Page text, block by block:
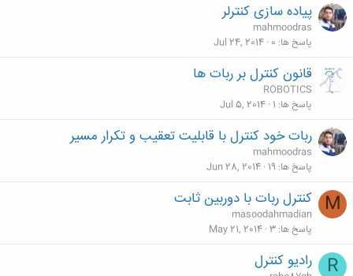
پیاده سازی کنترلر
mahmoodras
پاسخ ها 0
Jul 24, 2014
قانون کنترل بر ربات ها
ROBOTICS
پاسخ ها 1
Jul 5, 2014
ربات خود کنترل با قابلیت تعقیب و تکرار مسیر
mahmoodras
پاسخ ها 19
Jun 28, 2014
M کنترل ربات با دوربین ثابت
masoodahmadian
پاسخ ها 3
May 21, 2014
R رادیو کنترل